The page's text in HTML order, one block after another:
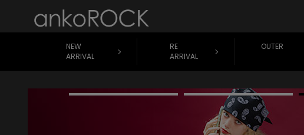
NEW
ARRIVAL
RE
ARRIVAL
OUTER